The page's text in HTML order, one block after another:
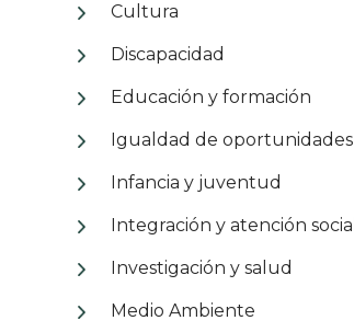
Cultura
Discapacidad
Educación y formación
Igualdad de oportunidades
Infancia y juventud
Integración y atención social
Investigación y salud
Medio Ambiente